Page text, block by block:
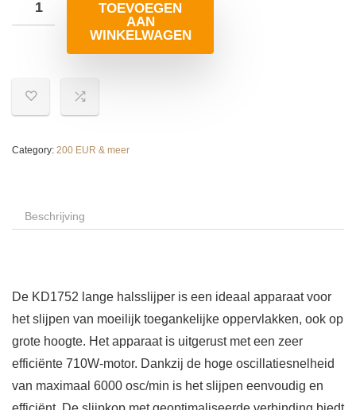
TOEVOEGEN
AAN
WINKELWAGEN
Category: 200 EUR & meer
Beschrijving
De KD1752 lange halsslijper is een ideaal apparaat voor
het slijpen van moeilijk toegankelijke oppervlakken, ook op
grote hoogte. Het apparaat is uitgerust met een zeer
efficiënte 710W-motor. Dankzij de hoge oscillatiesnelheid
van maximaal 6000 osc/min is het slijpen eenvoudig en